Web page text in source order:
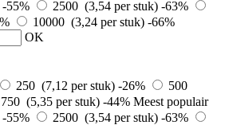
-55% 2500 (3,54 per stuk) -63%
10000 (3,24 per stuk) -66%
OK
250 (7,12 per stuk) -26%
500
750 (5,35 per stuk) -44% Meest populair
-55% 2500 (3,54 per stuk) -63%